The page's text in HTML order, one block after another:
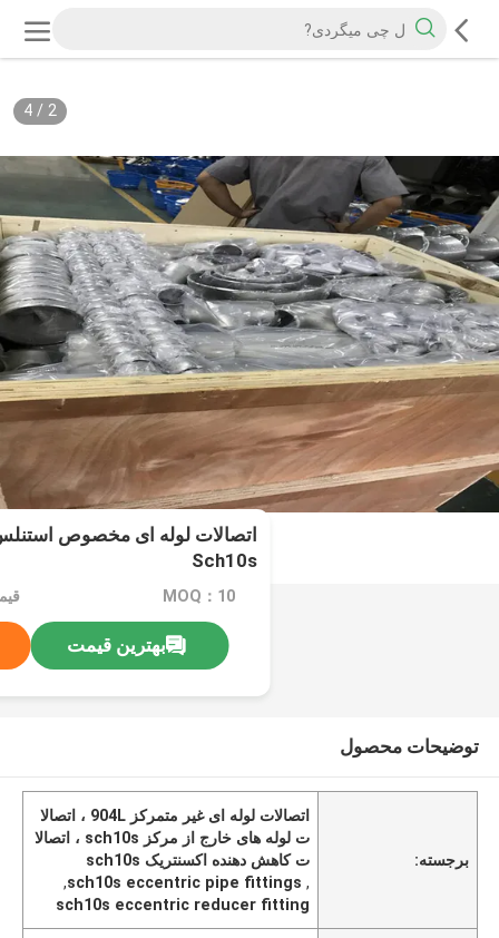
2
/
4
Sch10s
MOQ：10
بهترین قیمت
توضیحات محصول
برجسته:
اتصالات لوله ای غیر متمرکز 904L ، اتصالا
ت لوله های خارج از مرکز sch10s ، اتصالا
ت کاهش دهنده اکسنتریک sch10s
,
sch10s eccentric pipe fittings
,
sch10s eccentric reducer fitting